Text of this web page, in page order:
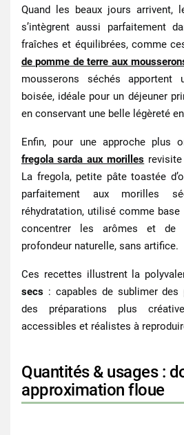
Quand les beaux jours arrivent,
s’intègrent aussi parfaitement
fraîches et équilibrées, comme
de pomme de terre aux
mousserons séchés
boisée, idéale pour un déjeuner
en conservant une belle légèreté
Enfin, pour une approche plus
fregola sarda aux morilles
La fregola, petite pâte toastée
parfaitement aux morilles
réhydratation, utilisé comme
concentrer les arômes et de
profondeur naturelle, sans artifice.
Ces recettes illustrent la
secs : capables de sublimer
des préparations plus
accessibles et réalistes à
Quantités & usages :
approximation floue